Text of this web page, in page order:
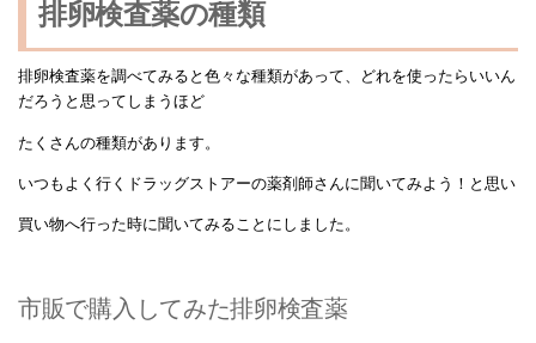
排卵検査薬の種類
排卵検査薬を調べてみると色々な種類があって、どれを使ったらいいん
だろうと思ってしまうほど
たくさんの種類があります。
いつもよく行くドラッグストアーの薬剤師さんに聞いてみよう！と思い
買い物へ行った時に聞いてみることにしました。
市販で購入してみた排卵検査薬